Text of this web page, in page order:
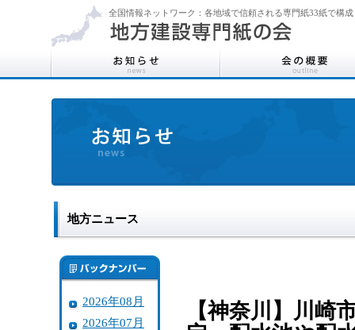
全国情報ネットワーク：各地域で信頼される専門紙33紙で構成
地方ニュース
2026年08月
2026年07月
【神奈川】川